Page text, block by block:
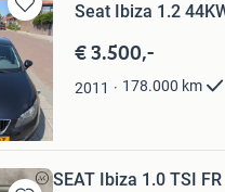
Bewaren
in
Mijn
Favorieten
Seat Ibiza 1.2
€ 3.500,-
2011 178.000 km
SEAT Ibiza 1.0 TSI